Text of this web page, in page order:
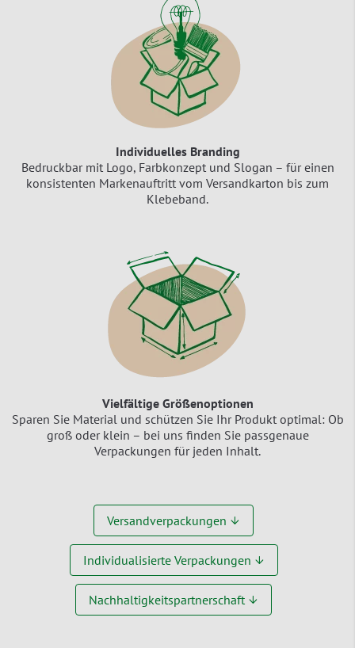
Individuelles Branding
Bedruckbar mit Logo, Farbkonzept und Slogan – für einen
konsistenten Markenauftritt vom Versandkarton bis zum
Klebeband.
Vielfältige Größenoptionen
Sparen Sie Material und schützen Sie Ihr Produkt optimal: Ob
groß oder klein – bei uns finden Sie passgenaue
Verpackungen für jeden Inhalt.
Versandverpackungen ↓
Individualisierte Verpackungen ↓
Nachhaltigkeitspartnerschaft ↓